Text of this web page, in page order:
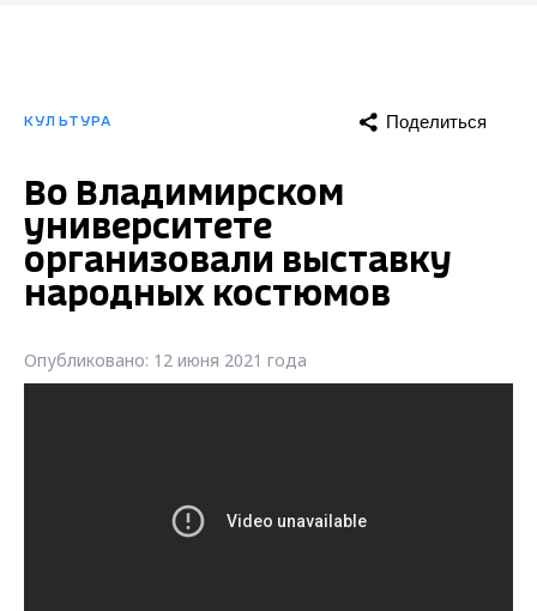
КУЛЬТУРА Поделиться
Во Владимирском
университете
организовали выставку
народных костюмов
Опубликовано: 12 июня 2021 года